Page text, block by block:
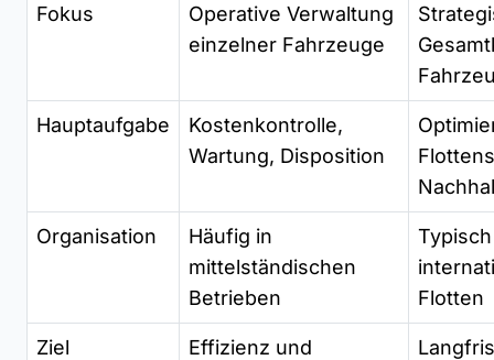
Fokus
Operative Verwaltung
einzelner Fahrzeuge
Hauptaufgabe
Kostenkontrolle,
Wartung, Disposition
Organisation
Häufig in
mittelständischen
Betrieben
Flotten
Ziel
Effizienz und